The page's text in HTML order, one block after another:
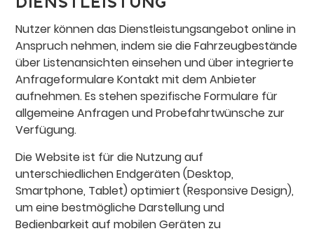
Nutzer können das Dienstleistungsangebot online in
Anspruch nehmen, indem sie die Fahrzeugbestände
über Listenansichten einsehen und über integrierte
Anfrageformulare Kontakt mit dem Anbieter
aufnehmen. Es stehen spezifische Formulare für
allgemeine Anfragen und Probefahrtwünsche zur
Verfügung.
Die Website ist für die Nutzung auf
unterschiedlichen Endgeräten (Desktop,
Smartphone, Tablet) optimiert (Responsive Design),
um eine bestmögliche Darstellung und
Bedienbarkeit auf mobilen Geräten zu